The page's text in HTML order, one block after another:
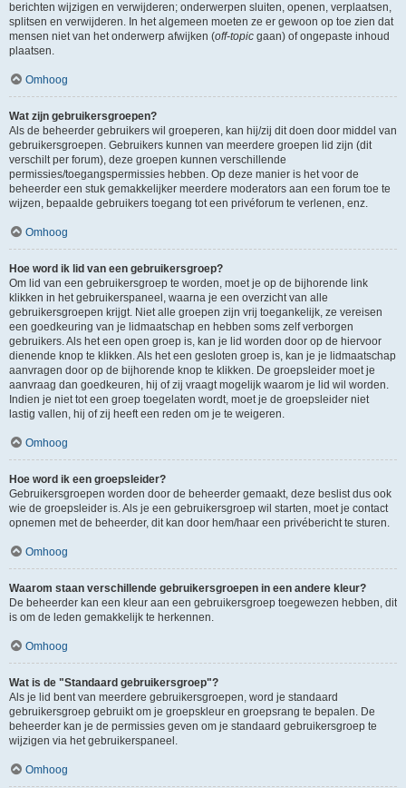
berichten wijzigen en verwijderen; onderwerpen sluiten, openen, verplaatsen,
splitsen en verwijderen. In het algemeen moeten ze er gewoon op toe zien dat
mensen niet van het onderwerp afwijken (off-topic gaan) of ongepaste inhoud
plaatsen.
Omhoog
Wat zijn gebruikersgroepen?
Als de beheerder gebruikers wil groeperen, kan hij/zij dit doen door middel van
gebruikersgroepen. Gebruikers kunnen van meerdere groepen lid zijn (dit
verschilt per forum), deze groepen kunnen verschillende
permissies/toegangspermissies hebben. Op deze manier is het voor de
beheerder een stuk gemakkelijker meerdere moderators aan een forum toe te
wijzen, bepaalde gebruikers toegang tot een privéforum te verlenen, enz.
Omhoog
Hoe word ik lid van een gebruikersgroep?
Om lid van een gebruikersgroep te worden, moet je op de bijhorende link
klikken in het gebruikerspaneel, waarna je een overzicht van alle
gebruikersgroepen krijgt. Niet alle groepen zijn vrij toegankelijk, ze vereisen
een goedkeuring van je lidmaatschap en hebben soms zelf verborgen
gebruikers. Als het een open groep is, kan je lid worden door op de hiervoor
dienende knop te klikken. Als het een gesloten groep is, kan je je lidmaatschap
aanvragen door op de bijhorende knop te klikken. De groepsleider moet je
aanvraag dan goedkeuren, hij of zij vraagt mogelijk waarom je lid wil worden.
Indien je niet tot een groep toegelaten wordt, moet je de groepsleider niet
lastig vallen, hij of zij heeft een reden om je te weigeren.
Omhoog
Hoe word ik een groepsleider?
Gebruikersgroepen worden door de beheerder gemaakt, deze beslist dus ook
wie de groepsleider is. Als je een gebruikersgroep wil starten, moet je contact
opnemen met de beheerder, dit kan door hem/haar een privébericht te sturen.
Omhoog
Waarom staan verschillende gebruikersgroepen in een andere kleur?
De beheerder kan een kleur aan een gebruikersgroep toegewezen hebben, dit
is om de leden gemakkelijk te herkennen.
Omhoog
Wat is de "Standaard gebruikersgroep"?
Als je lid bent van meerdere gebruikersgroepen, word je standaard
gebruikersgroep gebruikt om je groepskleur en groepsrang te bepalen. De
beheerder kan je de permissies geven om je standaard gebruikersgroep te
wijzigen via het gebruikerspaneel.
Omhoog